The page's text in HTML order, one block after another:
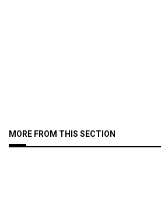
MORE FROM THIS SECTION